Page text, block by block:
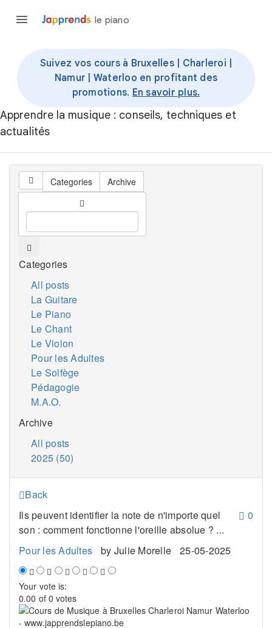
le piano
Suivez vos cours à Bruxelles | Charleroi |
Namur | Waterloo en profitant des
promotions. En savoir plus.
Apprendre la musique : conseils, techniques et
actualités
Categories Archive
Categories
All posts
La Guitare
Le Piano
Le Chant
Le Violon
Pour les Adultes
Le Solfège
Pédagogie
M.A.O.
Archive
All posts
2025 (50)
Back
0
Ils peuvent identifier la note de n'importe quel
son : comment fonctionne l'oreille absolue ? ...
Pour les Adultes
by Julie Morelle 25-05-2025
Your vote is:
0.00 of 0 votes